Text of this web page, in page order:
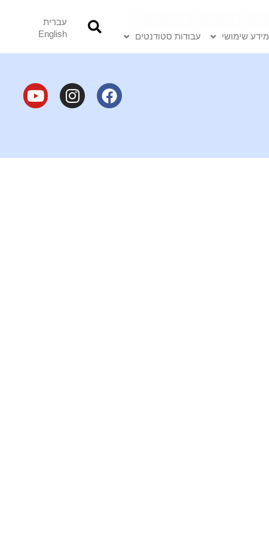
מידע שימושי עבודות סטודנטים
עברית
English